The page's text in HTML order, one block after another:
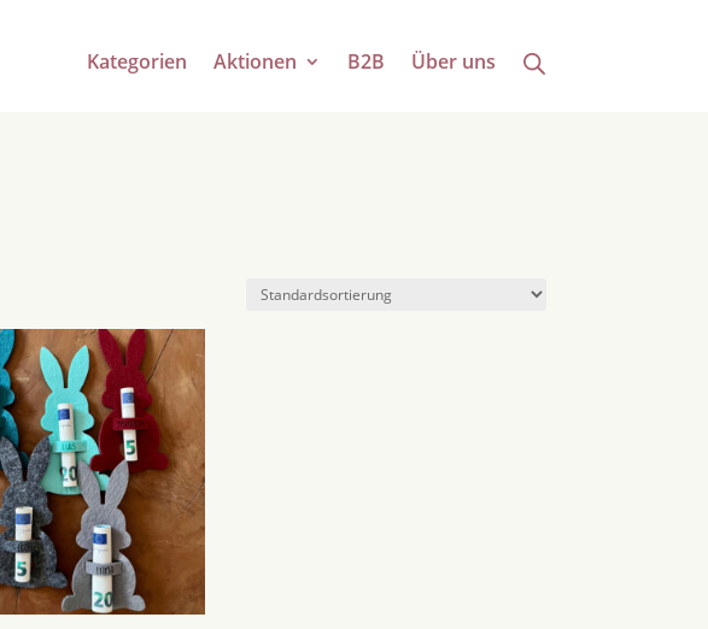
Kategorien Aktionen B2B Über uns